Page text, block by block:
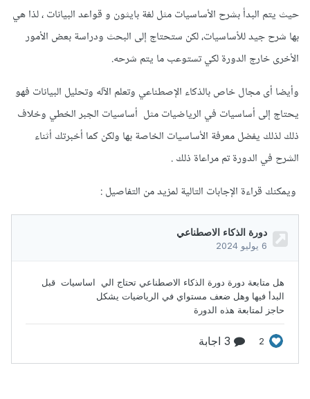
حيث يتم البدأ بشرح الأساسيات مثل لغة بايثون و قواعد البيانات ، لذا هي
بها شرح جيد للأساسيات، لكن ستحتاج إلى البحث ودراسة بعض الأمور
الأخرى خارج الدورة لكي تستوعب ما يتم شرحه.
وأيضا أى مجال خاص بالذكاء الإصطناعي وتعلم الآله وتحليل البيانات فهو
يحتاج إلى أساسيات في الرياضيات مثل أساسيات الجبر الخطي وخلاف
ذلك لذلك يفضل معرفة الأساسيات الخاصة بها ولكن كما أخبرتك أثناء
الشرح في الدورة تم مراعاة ذلك .
ويمكنك قراءة الإجابات التالية لمزيد من التفاصيل